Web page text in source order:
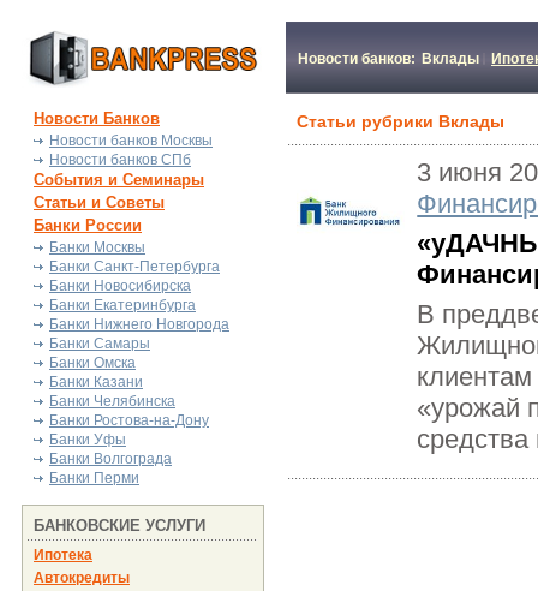
Новости банков: Вклады
Новости Банков
Новости банков Москвы
Новости банков СПб
События и Семинары
Статьи и Советы
Банки России
Банки Москвы
Банки Санкт-Петербурга
Банки Новосибирска
Банки Екатеринбурга
Банки Нижнего Новгорода
Банки Самары
Банки Омска
Банки Казани
Банки Челябинска
Банки Ростова-на-Дону
Банки Уфы
Банки Волгограда
Банки Перми
БАНКОВСКИЕ УСЛУГИ
Ипотека
Автокредиты
Статьи рубрики Вклады
3 июня
В
«урожай